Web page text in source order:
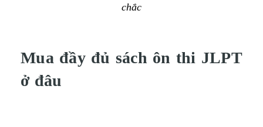
chắc
Mua đầy đủ sách ôn thi JLPT
ở đâu